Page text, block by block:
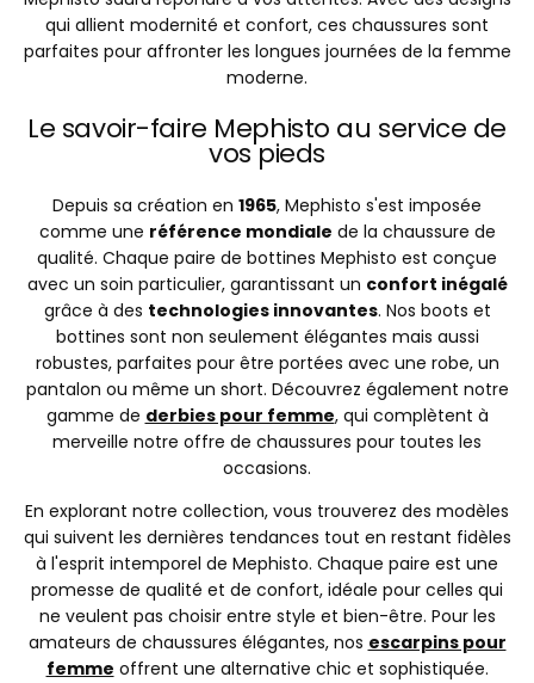
qui allient modernité et confort, ces chaussures sont
parfaites pour affronter les longues journées de la femme
moderne.
Le savoir-faire Mephisto au service de
vos pieds
Depuis sa création en 1965, Mephisto s'est imposée
comme une référence mondiale de la chaussure de
qualité. Chaque paire de bottines Mephisto est conçue
avec un soin particulier, garantissant un confort inégalé
grâce à des technologies innovantes. Nos boots et
bottines sont non seulement élégantes mais aussi
robustes, parfaites pour être portées avec une robe, un
pantalon ou même un short. Découvrez également notre
gamme de derbies pour femme, qui complètent à
merveille notre offre de chaussures pour toutes les
occasions.
En explorant notre collection, vous trouverez des modèles
qui suivent les dernières tendances tout en restant fidèles
à l'esprit intemporel de Mephisto. Chaque paire est une
promesse de qualité et de confort, idéale pour celles qui
ne veulent pas choisir entre style et bien-être. Pour les
amateurs de chaussures élégantes, nos escarpins pour
femme offrent une alternative chic et sophistiquée.